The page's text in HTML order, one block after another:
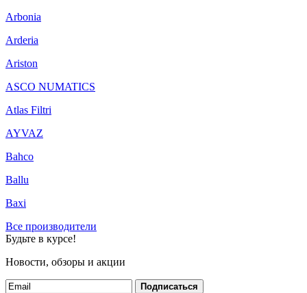
Arbonia
Arderia
Ariston
ASCO NUMATICS
Atlas Filtri
AYVAZ
Bahco
Ballu
Baxi
Все производители
Будьте в курсе!
Новости, обзоры и акции
Подписаться